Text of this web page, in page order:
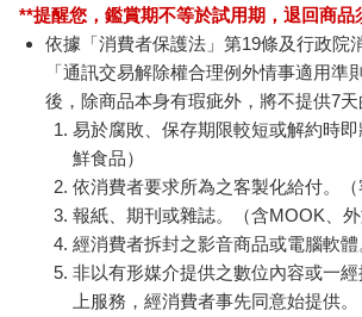
**提醒您，鑑賞期不等於試用期，退回商品
依據「消費者保護法」第19條及行政院
「通訊交易解除權合理例外情事適用準
後，除商品本身有瑕疵外，將不提供7天
易於腐敗、保存期限較短或解約時
鮮食品）
依消費者要求所為之客製化給付。（
報紙、期刊或雜誌。（含MOOK、外
經消費者拆封之影音商品或電腦軟體
非以有形媒介提供之數位內容或一
上服務，經消費者事先同意始提供